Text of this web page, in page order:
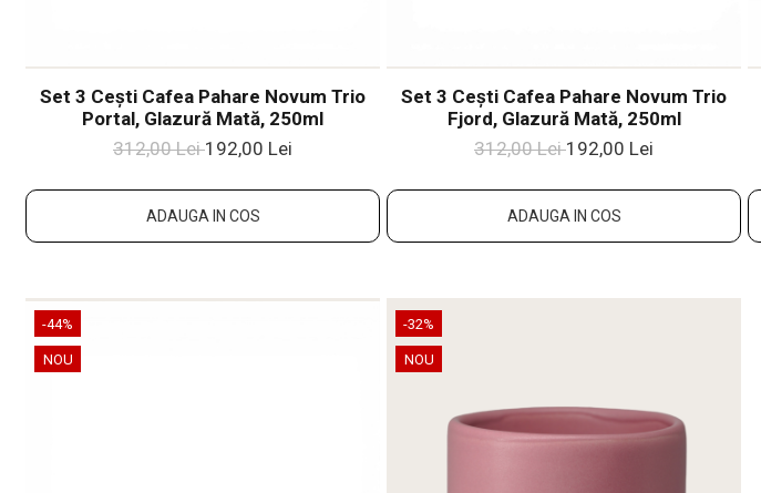
Set 3 Cești Cafea Pahare Novum Trio
Portal, Glazură Mată, 250ml
312,00 Lei192,00 Lei
ADAUGA IN COS
Set 3 Cești Cafea Pahare Novum Trio
Fjord, Glazură Mată, 250ml
312,00 Lei192,00 Lei
ADAUGA IN COS
-44%
NOU
-32%
NOU